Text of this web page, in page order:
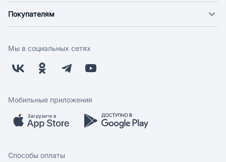
Новости
Поставщикам
Заводчикам
Обратная связь
Покупателям
Оплата
Бонусная программа
Скидки и акции
Мобильное приложение
Мы в социальных сетях
Мобильные приложения
Способы оплаты